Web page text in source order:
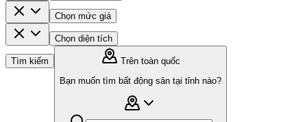
Chọn mức giá
Chọn diện tích
Tìm kiếm
Trên toàn quốc
Bạn muốn tìm bất động sản tại tỉnh nào?